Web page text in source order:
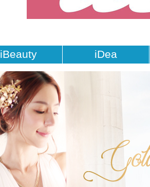
iBeauty iDea